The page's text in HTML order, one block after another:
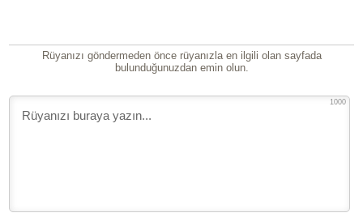
Rüyanızı göndermeden önce rüyanızla en ilgili olan sayfada
bulunduğunuzdan emin olun.
1000